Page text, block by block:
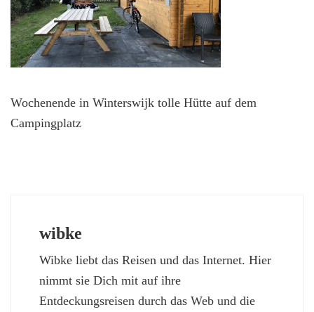
Wochenende in Winterswijk tolle Hütte auf dem
Campingplatz
wibke
Wibke liebt das Reisen und das Internet. Hier
nimmt sie Dich mit auf ihre
Entdeckungsreisen durch das Web und die